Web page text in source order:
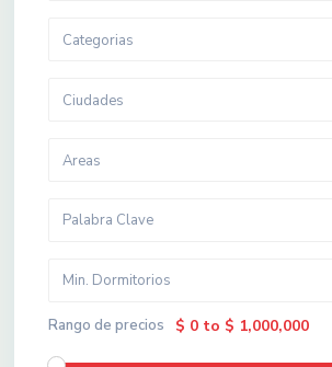
Categorias
Ciudades
Areas
Rango de precios $ 0 to $ 1,000,000